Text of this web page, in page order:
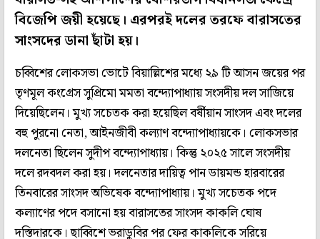
বিজেপি জয়ী হয়েছে। এরপরই দলের তরফে বারাসতের
সাংসদের ডানা ছাঁটা হয়।
চব্বিশের লোকসভা ভোটে বিয়াল্লিশের মধ্যে ২৯ টি আসন জয়ের পর
তৃণমূল কংগ্রেস সুপ্রিমো মমতা বন্দ্যোপাধ্যায় সংসদীয় দল সাজিয়ে
দিয়েছিলেন। মুখ্য সচেতক করা হয়েছিল বর্ষীয়ান সাংসদ এবং দলের
বহু পুরনো নেতা, আইনজীবী কল্যাণ বন্দ্যোপাধ্যায়কে। লোকসভার
দলনেতা ছিলেন সুদীপ বন্দ্যোপাধ্যায়। কিন্তু ২০২৫ সালে সংসদীয়
দলে রদবদল করা হয়। দলনেতার দায়িত্ব পান ডায়মন্ড হারবারের
তিনবারের সাংসদ অভিষেক বন্দ্যোপাধ্যায়। মুখ্য সচেতক পদে
কল্যাণের পদে বসানো হয় বারাসতের সাংসদ কাকলি ঘোষ
দস্তিদারকে। ছাব্বিশে ভরাডুবির পর ফের কাকলিকে সরিয়ে